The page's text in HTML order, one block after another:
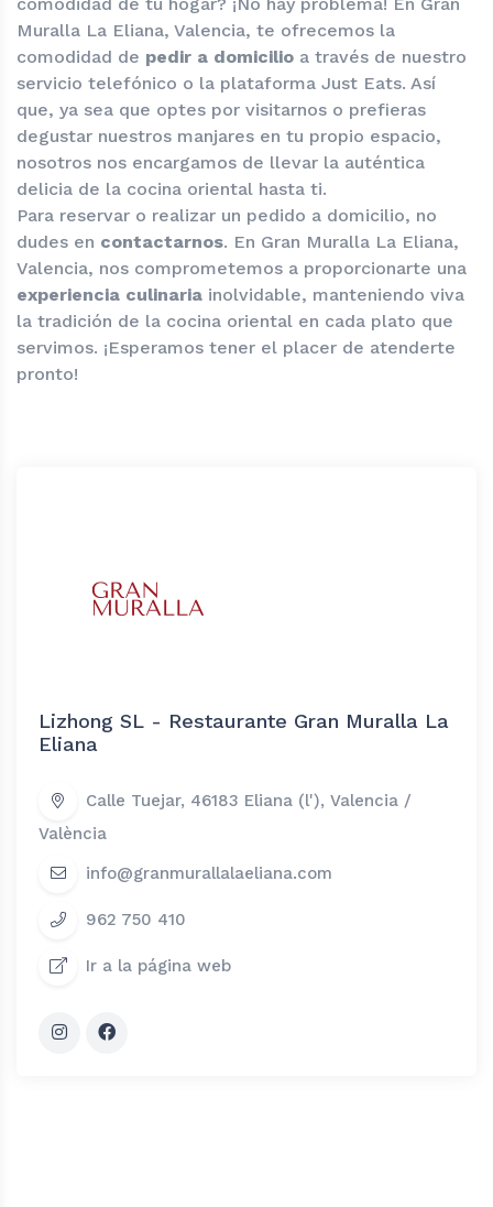
Muralla La Eliana, Valencia, te ofrecemos la
comodidad de pedir a domicilio a través de nuestro
servicio telefónico o la plataforma Just Eats. Así
que, ya sea que optes por visitarnos o prefieras
degustar nuestros manjares en tu propio espacio,
nosotros nos encargamos de llevar la auténtica
delicia de la cocina oriental hasta ti.
Para reservar o realizar un pedido a domicilio, no
dudes en contactarnos. En Gran Muralla La Eliana,
Valencia, nos comprometemos a proporcionarte una
experiencia culinaria inolvidable, manteniendo viva
la tradición de la cocina oriental en cada plato que
servimos. ¡Esperamos tener el placer de atenderte
pronto!
Lizhong SL - Restaurante Gran Muralla La
Eliana
Calle Tuejar, 46183 Eliana (l'), Valencia /
València
info@granmurallalaeliana.com
962 750 410
Ir a la página web